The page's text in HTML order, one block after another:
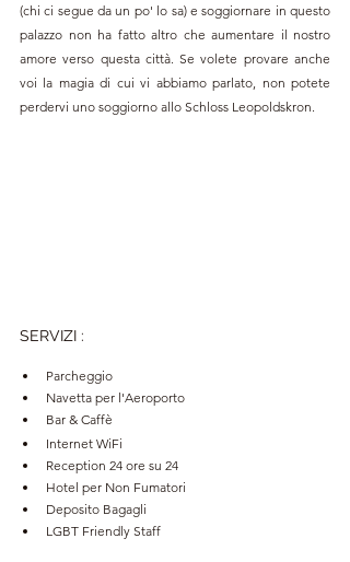
(chi ci segue da un po' lo sa) e soggiornare in questo
palazzo non ha fatto altro che aumentare il nostro
amore verso questa città. Se volete provare anche
voi la magia di cui vi abbiamo parlato, non potete
perdervi uno soggiorno allo Schloss Leopoldskron.
SERVIZI :
Parcheggio
Navetta per l'Aeroporto
Bar & Caffè
Internet WiFi
Reception 24 ore su 24
Hotel per Non Fumatori
Deposito Bagagli
LGBT Friendly Staff